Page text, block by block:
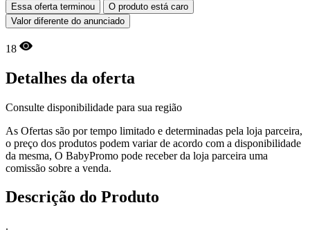
Essa oferta terminou
O produto está caro
Valor diferente do anunciado
18
Detalhes da oferta
Consulte disponibilidade para sua região
As Ofertas são por tempo limitado e determinadas pela loja parceira,
o preço dos produtos podem variar de acordo com a disponibilidade
da mesma, O BabyPromo pode receber da loja parceira uma
comissão sobre a venda.
Descrição do Produto
.